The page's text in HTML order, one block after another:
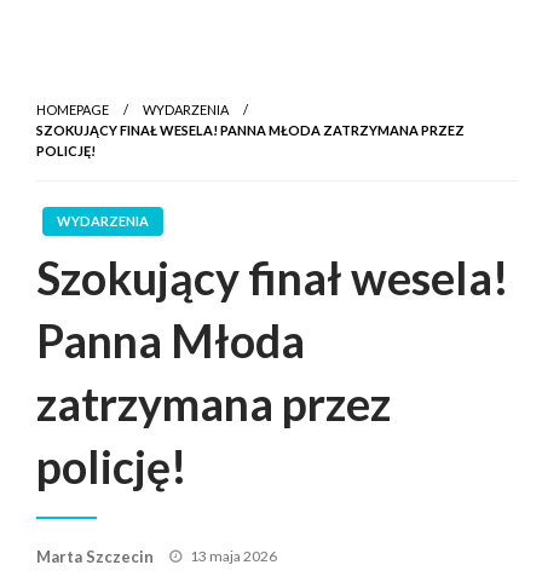
HOMEPAGE
WYDARZENIA
SZOKUJĄCY FINAŁ WESELA! PANNA MŁODA ZATRZYMANA PRZEZ
POLICJĘ!
WYDARZENIA
Szokujący finał wesela!
Panna Młoda
zatrzymana przez
policję!
Marta Szczecin
Posted
13 maja 2026